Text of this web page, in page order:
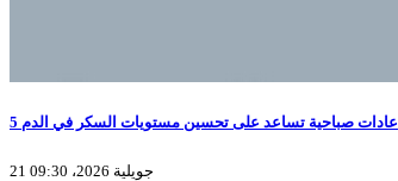
5 عادات صباحية تساعد على تحسين مستويات السكر في الدم
21 جويلية 2026، 09:30